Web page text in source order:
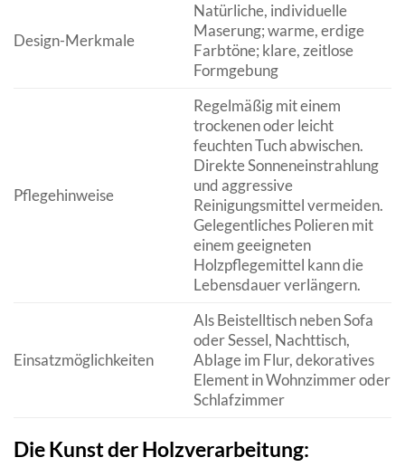
Design-Merkmale
Natürliche, individuelle
Maserung; warme, erdige
Farbtöne; klare, zeitlose
Formgebung
Pflegehinweise
Regelmäßig mit einem
trockenen oder leicht
feuchten Tuch abwischen.
Direkte Sonneneinstrahlung
und aggressive
Reinigungsmittel vermeiden.
Gelegentliches Polieren mit
einem geeigneten
Holzpflegemittel kann die
Lebensdauer verlängern.
Einsatzmöglichkeiten
Als Beistelltisch neben Sofa
oder Sessel, Nachttisch,
Ablage im Flur, dekoratives
Element in Wohnzimmer oder
Schlafzimmer
Die Kunst der Holzverarbeitung: